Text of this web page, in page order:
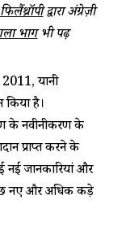
द्वारा अंग्रेज़ी
भागभी पढ़
2011, यानी
है।
के नवीनीकरण के
प्राप्त करने के
जानकारियां और
नए और अधिक कड़े